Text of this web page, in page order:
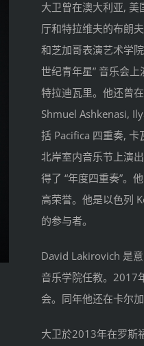
大卫曾在澳大利亚,
厅和特拉维夫的布朗
和芝加哥表演艺术学
世纪青年星” 音乐会
特拉迪瓦里。他还曾
Shmuel Ashkenasi,
括 Pacifica 四重奏,
北岸室内音乐节上演
得了 “年度四重奏”。
高荣誉。他是以色列
的参与者。
David Lakirovich 是
音乐学院任教。2017
会。同年他还在卡尔加
大卫於2013年在罗斯